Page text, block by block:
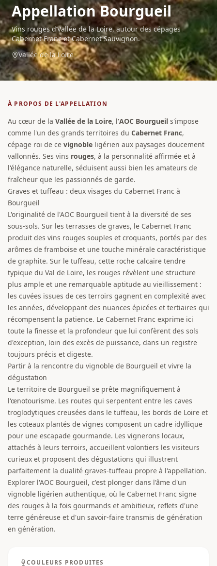
AppellationBourgueil
Vins rouges d’Vallée de la Loire, autour des cépages
Cabernet Franc et Cabernet Sauvignon.
Vallée de la Loire
À PROPOS DE L'APPELLATION
Au cœur de la Vallée de la Loire, l'AOC Bourgueil s'impose
comme l'un des grands territoires du Cabernet Franc,
cépage roi de ce vignoble ligérien aux paysages doucement
vallonnés. Ses vins rouges, à la personnalité affirmée et à
l'élégance naturelle, séduisent aussi bien les amateurs de
fraîcheur que les passionnés de garde.
Graves et tuffeau : deux visages du Cabernet Franc à
Bourgueil
L'originalité de l'AOC Bourgueil tient à la diversité de ses
sous-sols. Sur les terrasses de graves, le Cabernet Franc
produit des vins rouges souples et croquants, portés par des
arômes de framboise et une touche minérale caractéristique
de graphite. Sur le tuffeau, cette roche calcaire tendre
typique du Val de Loire, les rouges révèlent une structure
plus ample et une remarquable aptitude au vieillissement :
les cuvées issues de ces terroirs gagnent en complexité avec
les années, développant des nuances épicées et tertiaires qui
récompensent la patience. Le Cabernet Franc exprime ici
toute la finesse et la profondeur que lui confèrent des sols
d'exception, loin des excès de puissance, dans un registre
toujours précis et digeste.
Partir à la rencontre du vignoble de Bourgueil et vivre la
dégustation
Le territoire de Bourgueil se prête magnifiquement à
l'œnotourisme. Les routes qui serpentent entre les caves
troglodytiques creusées dans le tuffeau, les bords de Loire et
les coteaux plantés de vignes composent un cadre idyllique
pour une escapade gourmande. Les vignerons locaux,
attachés à leurs terroirs, accueillent volontiers les visiteurs
curieux et proposent des dégustations qui illustrent
parfaitement la dualité graves-tuffeau propre à l'appellation.
Explorer l'AOC Bourgueil, c'est plonger dans l'âme d'un
vignoble ligérien authentique, où le Cabernet Franc signe
des rouges à la fois gourmands et ambitieux, reflets d'une
terre généreuse et d'un savoir-faire transmis de génération
en génération.
COULEURS PRODUITES